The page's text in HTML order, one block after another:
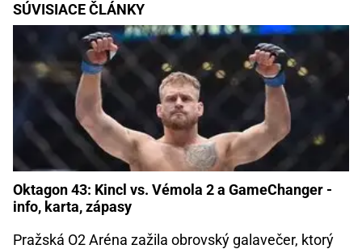
SÚVISIACE ČLÁNKY
Oktagon 43: Kincl vs. Vémola 2 a GameChanger -
info, karta, zápasy
Pražská O2 Aréna zažila obrovský galavečer, ktorý